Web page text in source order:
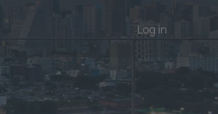
Log in